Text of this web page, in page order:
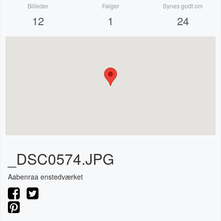
Billeder
12
Følger
1
Synes godt om
24
_DSC0574.JPG
Aabenraa enstedværket